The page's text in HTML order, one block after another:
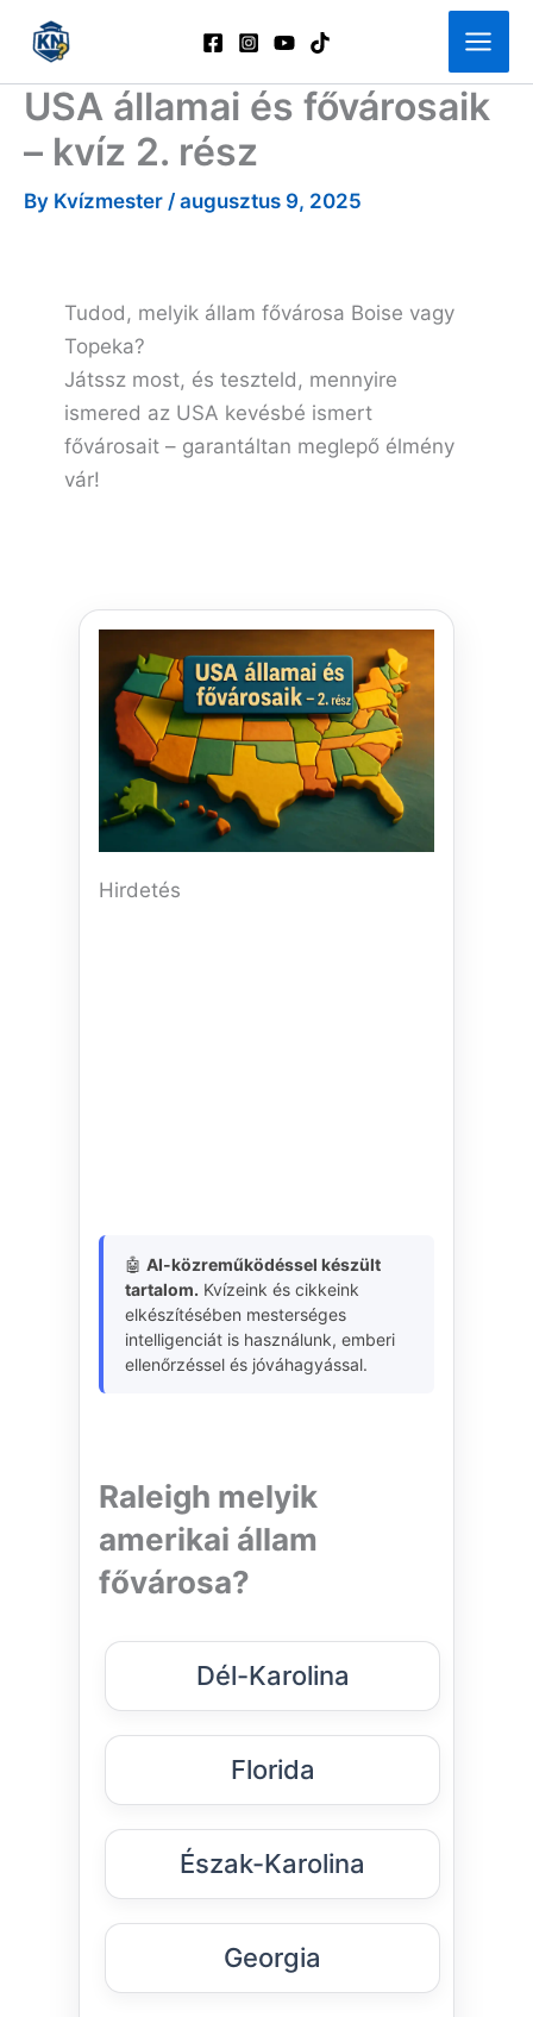
content
USA államai és fővárosaik
– kvíz 2. rész
By Kvízmester / augusztus 9, 2025
Tudod, melyik állam fővárosa Boise vagy
Topeka?
Játssz most, és teszteld, mennyire
ismered az USA kevésbé ismert
fővárosait – garantáltan meglepő élmény
vár!
Hirdetés
🤖 AI-közreműködéssel készült
tartalom. Kvízeink és cikkeink
elkészítésében mesterséges
intelligenciát is használunk, emberi
ellenőrzéssel és jóváhagyással.
Raleigh melyik
amerikai állam
fővárosa?
Dél-Karolina
Florida
Észak-Karolina
Georgia